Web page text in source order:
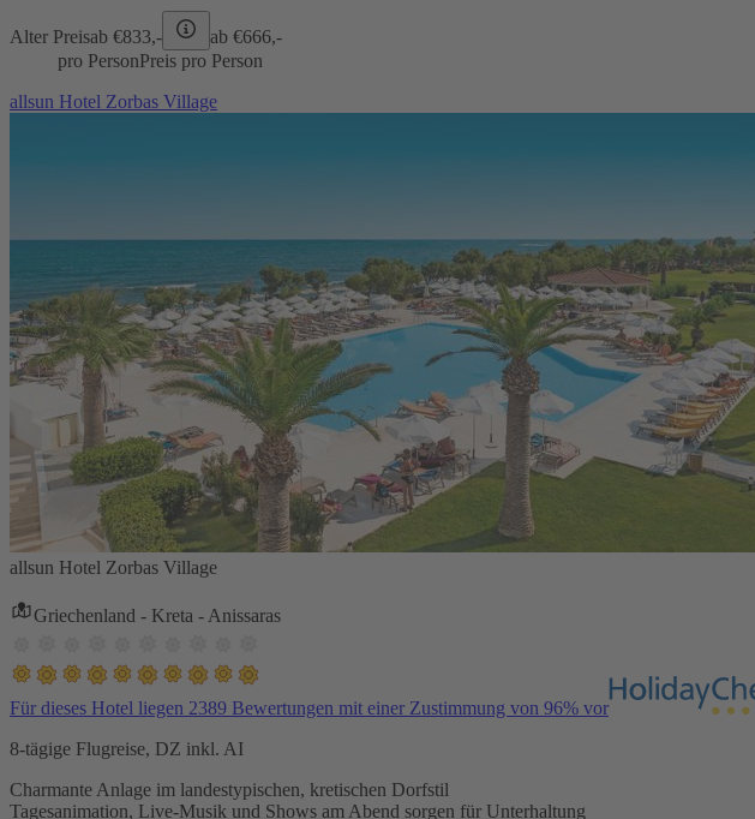
Alter Preisab €833,- ab €666,-
pro PersonPreis pro Person
allsun Hotel Zorbas Village
allsun Hotel Zorbas Village
Griechenland - Kreta - Anissaras
Für dieses Hotel liegen 2389 Bewertungen mit einer Zustimmung von 96% vor
8-tägige Flugreise, DZ inkl. AI
Charmante Anlage im landestypischen, kretischen Dorfstil
Tagesanimation, Live-Musik und Shows am Abend sorgen für Unterhaltung